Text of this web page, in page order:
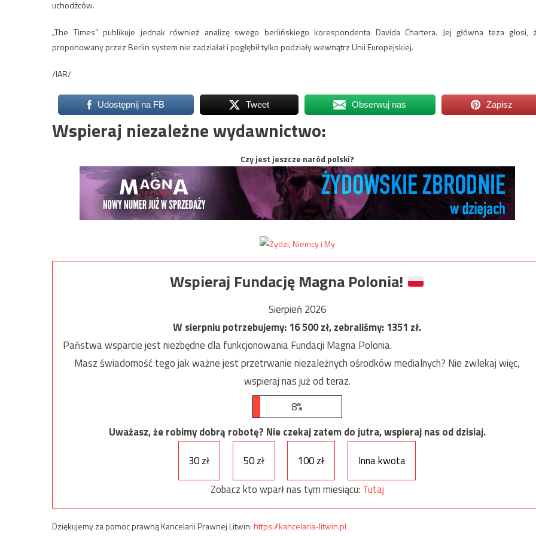
uchodźców.
„The Times” publikuje jednak również analizę swego berlińskiego korespondenta Davida Chartera. Jej główna teza głosi,
proponowany przez Berlin system nie zadziałał i pogłębił tylko podziały wewnątrz Unii Europejskiej.
/IAR/
Udostępnij na FB Tweet Obserwuj nas Zapisz
Wspieraj niezależne wydawnictwo:
Czy jest jeszcze naród polski?
Wspieraj Fundację Magna Polonia!
Sierpień 2026
W sierpniu potrzebujemy:16 500zł, zebraliśmy:1351 zł.
Państwa wsparcie jest niezbędne dla funkcjonowania Fundacji Magna Polonia.
Masz świadomość tego jak ważne jest przetrwanie niezależnych ośrodków medialnych? Nie zwlekaj więc,
wspieraj nas już od teraz.
8%
Uważasz, że robimy dobrą robotę? Nie czekaj zatem do jutra, wspieraj nas od dzisiaj.
30 zł
50 zł 100 zł
Inna kwota
Zobacz kto wparł nas tym miesiącu: Tutaj
Dziękujemy za pomoc prawną Kancelarii Prawnej Litwin:https://kancelaria-litwin.pl